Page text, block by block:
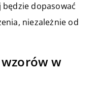
będzie dopasować
niezależnie od
w